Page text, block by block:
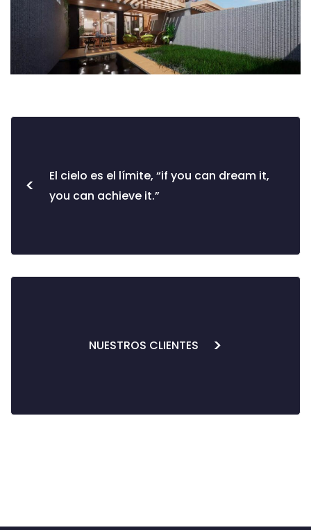
<
El cielo es el límite, “if you can dream it,
you can achieve it.”
NUESTROS CLIENTES >